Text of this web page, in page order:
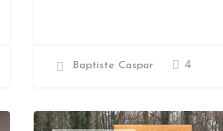
Baptiste Caspar 4